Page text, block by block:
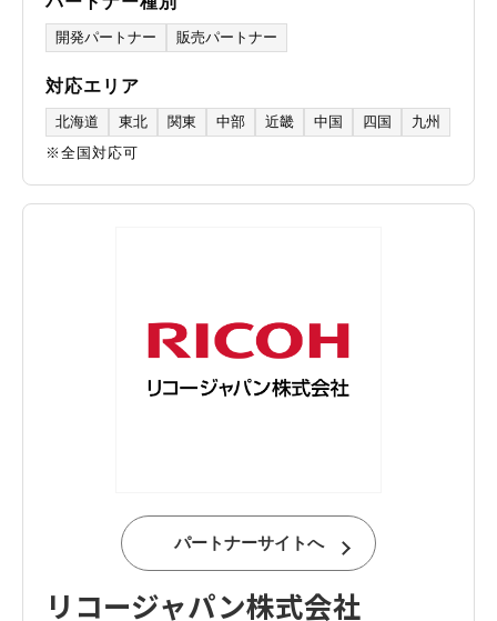
開発パートナー 販売パートナー
対応エリア
北海道 東北 関東 中部 近畿 中国 四国
九州
※全国対応可
パートナーサイトへ
リコージャパン株式会社